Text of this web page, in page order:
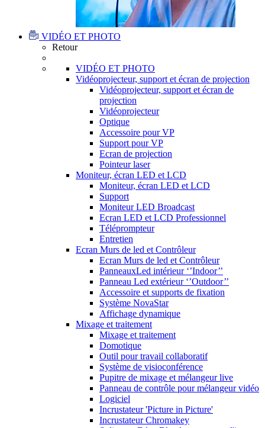
VIDÉO ET PHOTO
Retour
VIDÉO ET PHOTO
Vidéoprojecteur, support et écran de projection
Vidéoprojecteur, support et écran de
projection
Vidéoprojecteur
Optique
Accessoire pour VP
Support pour VP
Ecran de projection
Pointeur laser
Moniteur, écran LED et LCD
Moniteur, écran LED et LCD
Support
Moniteur LED Broadcast
Ecran LED et LCD Professionnel
Téléprompteur
Entretien
Ecran Murs de led et Contrôleur
Ecran Murs de led et Contrôleur
PanneauxLed intérieur ‘’Indoor’’
Panneau Led extérieur ‘’Outdoor’’
Accessoire et supports de fixation
Système NovaStar
Affichage dynamique
Mixage et traitement
Mixage et traitement
Domotique
Outil pour travail collaboratif
Système de visioconférence
Pupitre de mixage et mélangeur live
Panneau de contrôle pour mélangeur vidéo
Logiciel
Incrustateur 'Picture in Picture'
Incrustateur Chromakey